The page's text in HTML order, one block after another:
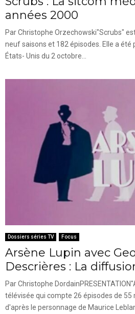
années 2000
Par Christophe Orzechowski"Scrubs"
neuf saisons et 182 épisodes. Elle a
États- Unis du 2 octobre...
Dossiers séries TV Focus
Arsène Lupin avec
Descrières : La
Par Christophe
télévisée qui compte 26 épisodes de 55
d'après le personnage de Maurice